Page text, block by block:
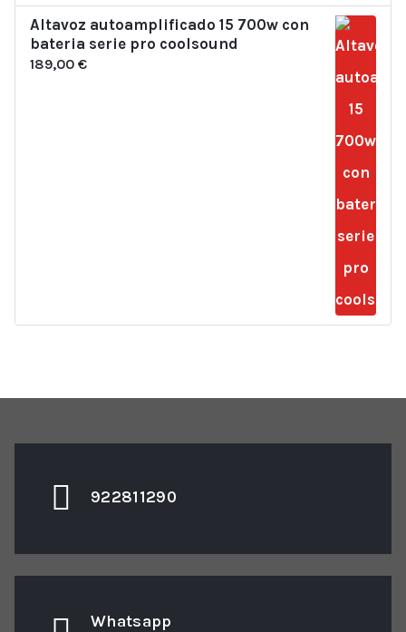
Altavoz autoamplificado 15 700w con
bateria serie pro coolsound
189,00 €
922811290
Whatsapp